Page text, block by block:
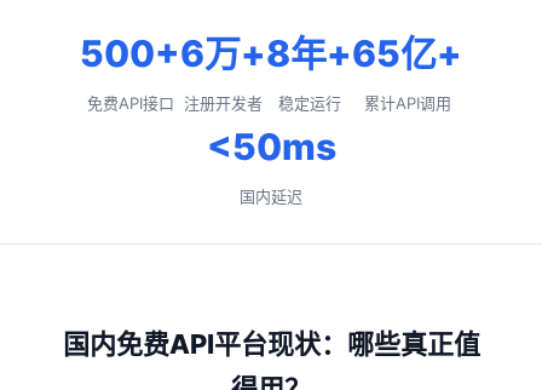
500+
免费API接口
6万+
注册开发者
8年+
稳定运行
65亿+
累计API调用
<50ms
国内延迟
国内免费API平台现状：哪些真正值